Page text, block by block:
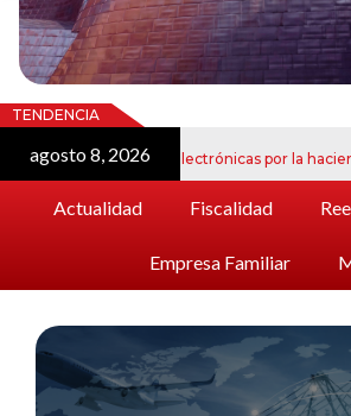
TENDENCIA
agosto 8, 2026
de notificaciones electrónicas por la hacienda
Actualidad Fiscalidad
Empresa Familiar